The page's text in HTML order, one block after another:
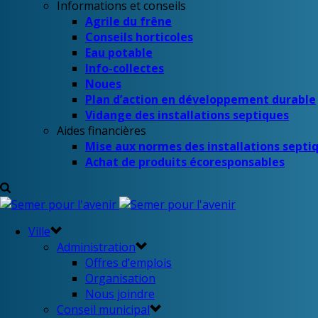
Informations et conseils
Agrile du frêne
Conseils horticoles
Eau potable
Info-collectes
Noues
Plan d’action en développement durable
Vidange des installations septiques
Aides financières
Mise aux normes des installations
Achat de produits écoresponsables
Ville
Administration
Offres d’emplois
Organisation
Nous joindre
Conseil municipal